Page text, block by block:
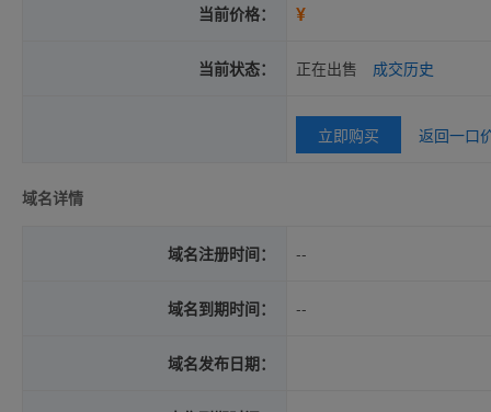
当前价格： ¥
当前状态： 正在出售 成交历史
立即购买 返回一口
域名详情
域名注册时间： --
域名到期时间： --
域名发布日期：